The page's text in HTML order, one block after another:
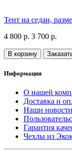
Тент на седан,
4 800 р. 3 700 р.
В корзину
Информация
О нашей
Доставка и
Наши новости
Гарантия
Чехлы из